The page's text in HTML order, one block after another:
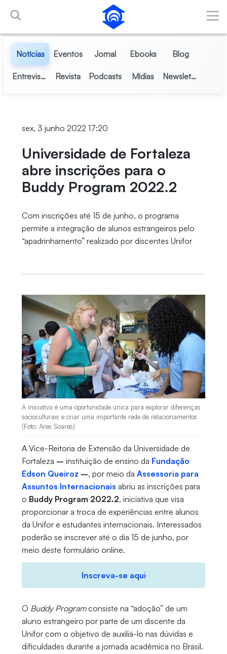
Pular para o Conteúdo principal
Notícias Eventos Jornal Ebooks Blog
Entrevistas Revista Podcasts Mídias Newsletter
sex, 3 junho 2022 17:20
Universidade de Fortaleza
abre inscrições para o
Buddy Program 2022.2
Com inscrições até 15 de junho, o programa
permite a integração de alunos estrangeiros pelo
“apadrinhamento” realizado por discentes Unifor
A iniciativa é uma oportunidade única para explorar diferenças
socioculturais e criar uma importante rede de relacionamentos
(Foto: Ares Soares)
A Vice-Reitoria de Extensão da Universidade de
Fortaleza – instituição de ensino da Fundação
Edson Queiroz –, por meio da Assessoria para
Assuntos Internacionais abriu as inscrições para
o Buddy Program 2022.2, iniciativa que visa
proporcionar a troca de experiências entre alunos
da Unifor e estudantes internacionais. Interessados
poderão se inscrever até o dia 15 de junho, por
meio deste formulário online.
Inscreva-se aqui
O Buddy Programconsiste na “adoção” de um
aluno estrangeiro por parte de um discente da
Unifor com o objetivo de auxiliá-lo nas dúvidas e
dificuldades durante a jornada acadêmica no Brasil.